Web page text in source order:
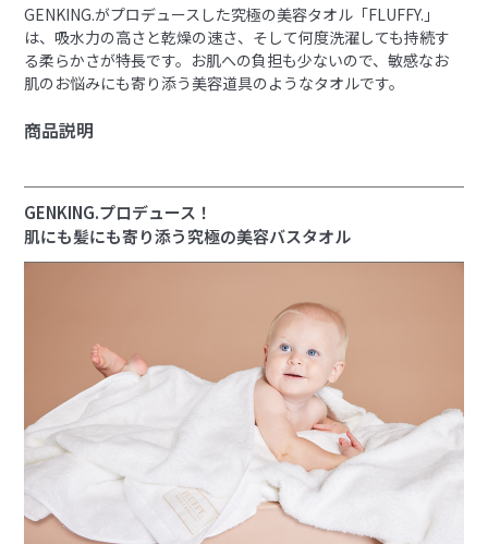
GENKING.がプロデュースした究極の美容タオル「FLUFFY.」
は、吸水力の高さと乾燥の速さ、そして何度洗濯しても持続す
る柔らかさが特長です。お肌への負担も少ないので、敏感なお
肌のお悩みにも寄り添う美容道具のようなタオルです。
商品説明
GENKING.プロデュース！
肌にも髪にも寄り添う究極の美容バスタオル